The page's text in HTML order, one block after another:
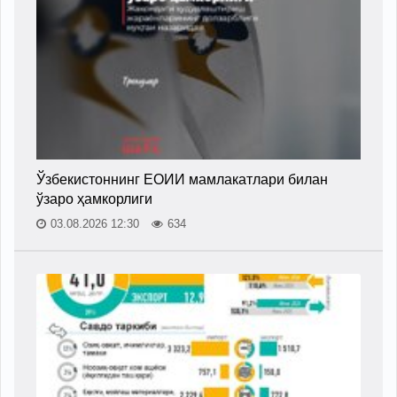
Ўзбекистоннинг ЕОИИ мамлакатлари билан
ўзаро ҳамкорлиги
03.08.2026 12:30 634